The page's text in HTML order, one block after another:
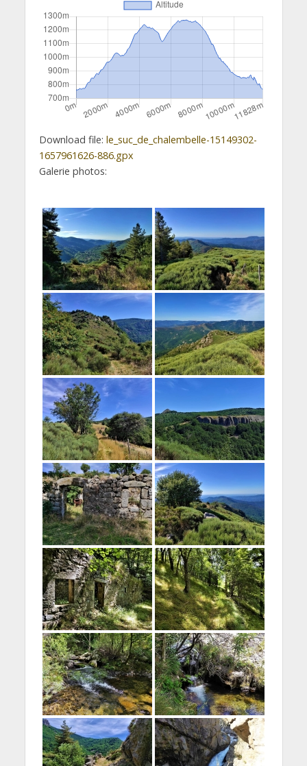
Download file: le_suc_de_chalembelle-15149302-
1657961626-886.gpx
Galerie photos: